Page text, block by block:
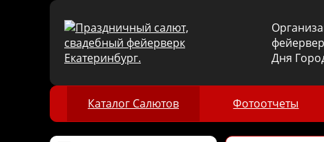
Дня
Каталог Салютов Фотоотчеты